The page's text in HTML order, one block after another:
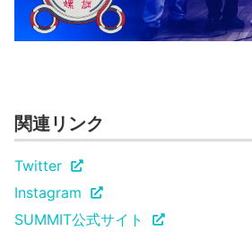
関連リンク
Twitter
Instagram
SUMMIT公式サイト